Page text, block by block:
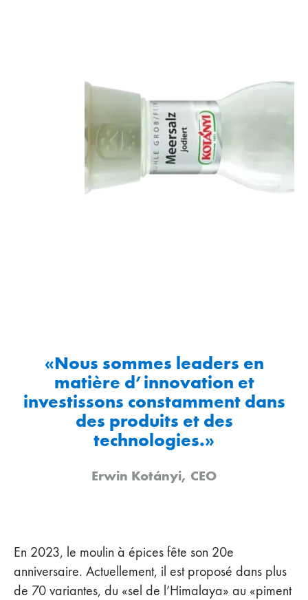
«Nous sommes leaders en
matière d’innovation et
investissons constamment dans
des produits et des
technologies.»
Erwin Kotányi, CEO
En 2023, le moulin à épices fête son 20e
anniversaire. Actuellement, il est proposé dans plus
de 70 variantes, du «sel de l’Himalaya» au «piment